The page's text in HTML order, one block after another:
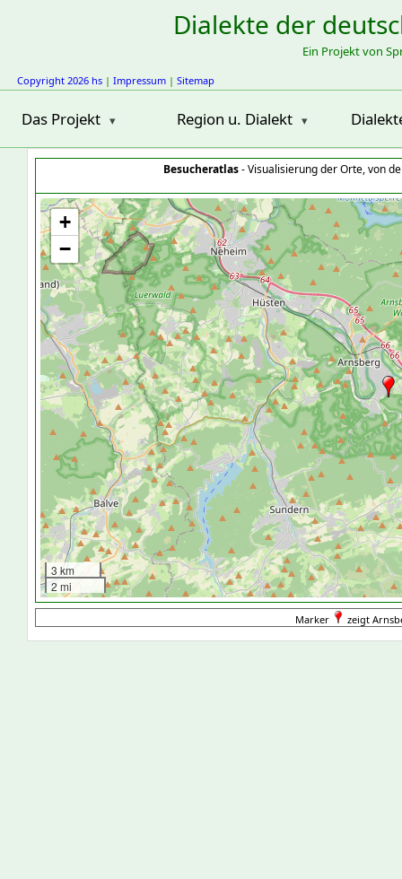
Dialekte der
Ein Projekt von
Copyright 2026 hs | Impressum | Sitemap
Das Projekt Region u. Dialekt
Besucheratlas- Visualisierung der Orte, von
+
−
3 km
2 mi
Marker zeigt